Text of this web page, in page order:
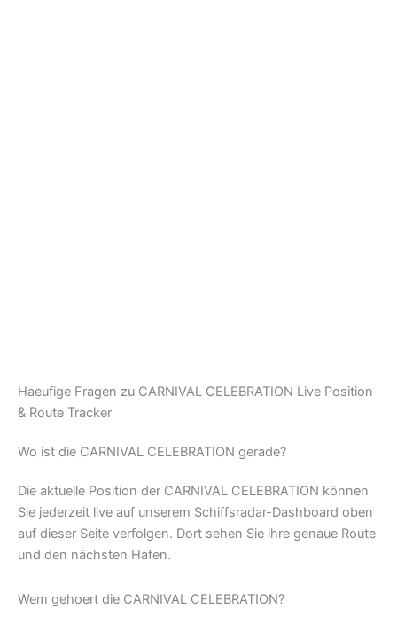
Haeufige Fragen zu CARNIVAL CELEBRATION Live Position
& Route Tracker
Wo ist die CARNIVAL CELEBRATION gerade?
Die aktuelle Position der CARNIVAL CELEBRATION können
Sie jederzeit live auf unserem Schiffsradar-Dashboard oben
auf dieser Seite verfolgen. Dort sehen Sie ihre genaue Route
und den nächsten Hafen.
Wem gehoert die CARNIVAL CELEBRATION?